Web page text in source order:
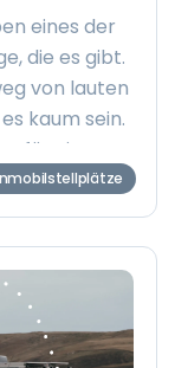
eines der
die es gibt.
von lauten
kaum sein.
für einen
hierzulande
ob
kann.